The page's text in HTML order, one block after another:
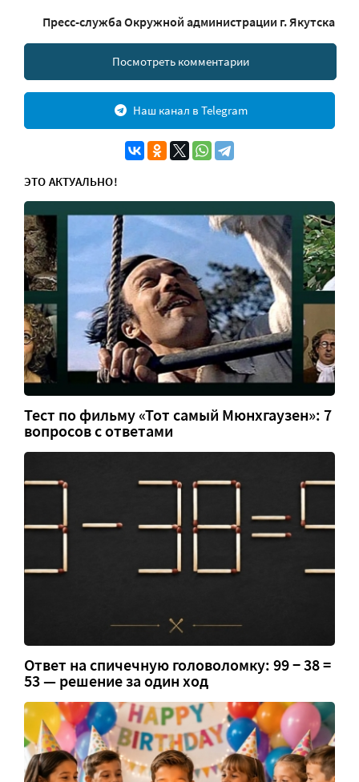
Пресс-служба Окружной администрации г. Якутска
Посмотреть комментарии
Наш канал в Telegram
ЭТО АКТУАЛЬНО!
Тест по фильму «Тот самый Мюнхгаузен»: 7
вопросов с ответами
Ответ на спичечную головоломку: 99 − 38 =
53 — решение за один ход